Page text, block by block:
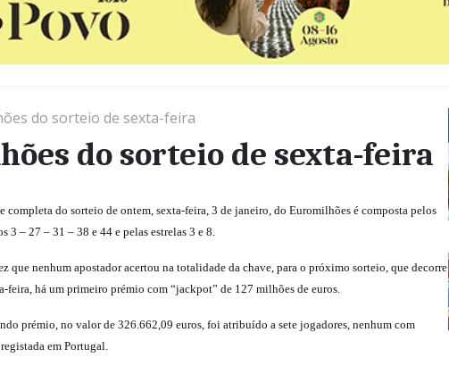
do sorteio de sexta-feira
do sorteio de sexta-feira
completa do sorteio de ontem, sexta-feira, 3 de janeiro, do Euromilhões é composta pelos
3 – 27 – 31 – 38 e 44 e pelas estrelas 3 e 8.
que nenhum apostador acertou na totalidade da chave, para o próximo sorteio, que decorre
feira, há um primeiro prémio com “jackpot” de 127 milhões de euros.
prémio, no valor de 326.662,09 euros, foi atribuído a sete jogadores, nenhum com
em Portugal.